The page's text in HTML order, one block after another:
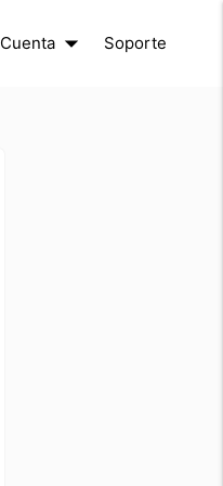
Cuenta arrow_drop_down Soporte